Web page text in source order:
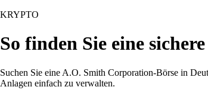
KRYPTO
So finden Sie eine
Suchen Sie eine A.O. Smith Corporation-Börse in
Anlagen einfach zu verwalten.